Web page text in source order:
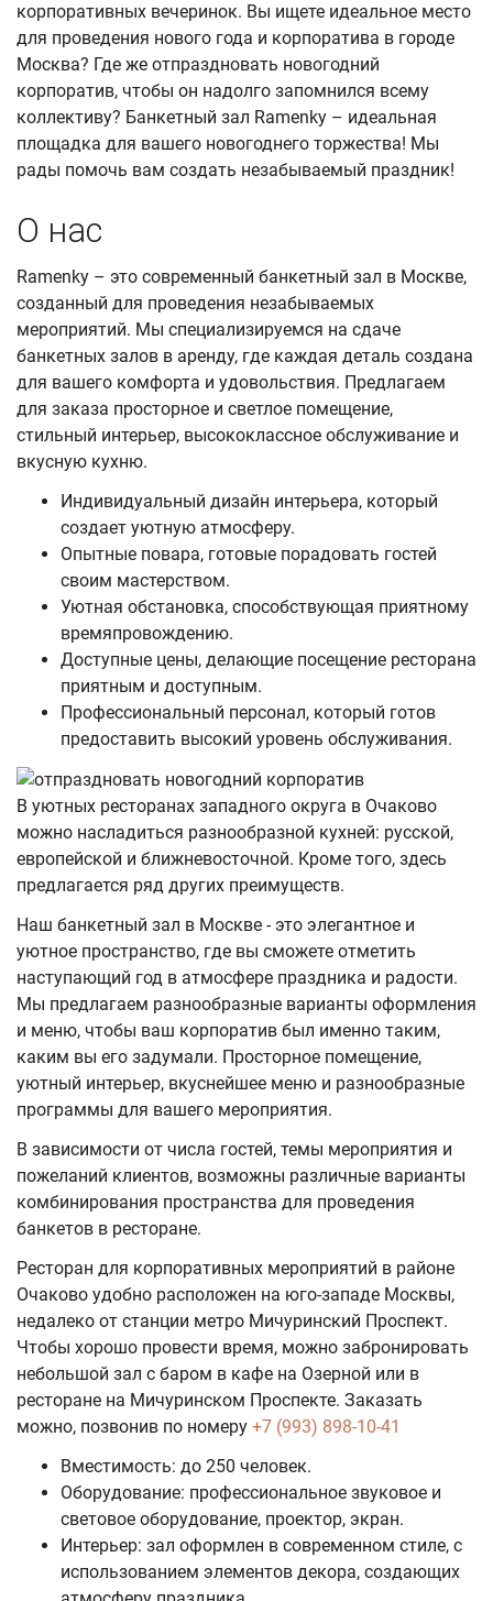
корпоративных вечеринок. Вы ищете идеальное место
для проведения нового года и корпоратива в городе
Москва? Где же отпраздновать новогодний
корпоратив, чтобы он надолго запомнился всему
коллективу? Банкетный зал Ramenky – идеальная
площадка для вашего новогоднего торжества! Мы
рады помочь вам создать незабываемый праздник!
О нас
Ramenky – это современный банкетный зал в Москве,
созданный для проведения незабываемых
мероприятий. Мы специализируемся на сдаче
банкетных залов в аренду, где каждая деталь создана
для вашего комфорта и удовольствия. Предлагаем
для заказа просторное и светлое помещение,
стильный интерьер, высококлассное обслуживание и
вкусную кухню.
Индивидуальный дизайн интерьера, который
создает уютную атмосферу.
Опытные повара, готовые порадовать гостей
своим мастерством.
Уютная обстановка, способствующая приятному
времяпровождению.
Доступные цены, делающие посещение ресторана
приятным и доступным.
Профессиональный персонал, который готов
предоставить высокий уровень обслуживания.
В уютных ресторанах западного округа в Очаково
можно насладиться разнообразной кухней: русской,
европейской и ближневосточной. Кроме того, здесь
предлагается ряд других преимуществ.
Наш банкетный зал в Москве - это элегантное и
уютное пространство, где вы сможете отметить
наступающий год в атмосфере праздника и радости.
Мы предлагаем разнообразные варианты оформления
и меню, чтобы ваш корпоратив был именно таким,
каким вы его задумали. Просторное помещение,
уютный интерьер, вкуснейшее меню и разнообразные
программы для вашего мероприятия.
В зависимости от числа гостей, темы мероприятия и
пожеланий клиентов, возможны различные варианты
комбинирования пространства для проведения
банкетов в ресторане.
Ресторан для корпоративных мероприятий в районе
Очаково удобно расположен на юго-западе Москвы,
недалеко от станции метро Мичуринский Проспект.
Чтобы хорошо провести время, можно забронировать
небольшой зал с баром в кафе на Озерной или в
ресторане на Мичуринском Проспекте. Заказать
можно, позвонив по номеру +7 (993) 898-10-41
Вместимость: до 250 человек.
Оборудование: профессиональное звуковое и
световое оборудование, проектор, экран.
Интерьер: зал оформлен в современном стиле, с
использованием элементов декора, создающих